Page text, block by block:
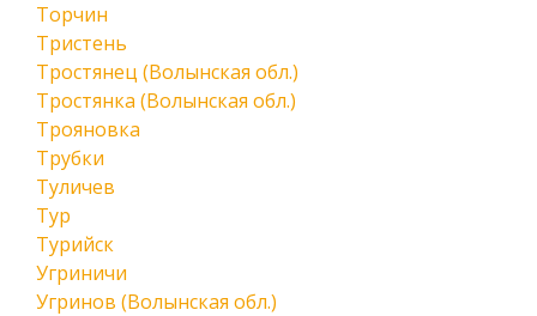
Торчин
Тристень
Тростянец (Волынская обл.)
Тростянка (Волынская обл.)
Трояновка
Трубки
Туличев
Тур
Турийск
Угриничи
Угринов (Волынская обл.)